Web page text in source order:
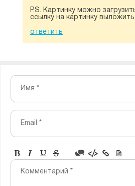
P.S. Картинку можно
ссылку на картинку
ответить
Имя *
Email *
-
-
Комментарий *